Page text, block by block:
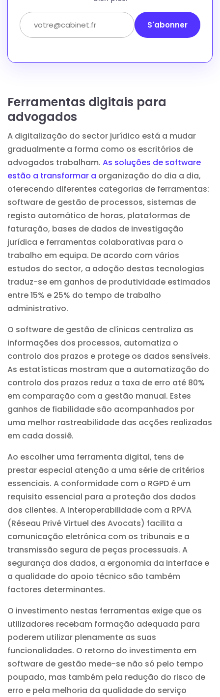
S'abonner
Ferramentas digitais para
advogados
A digitalização do sector jurídico está a mudar
gradualmente a forma como os escritórios de
advogados trabalham. As soluções de software
estão a transformar a organização do dia a dia,
oferecendo diferentes categorias de ferramentas:
software de gestão de processos, sistemas de
registo automático de horas, plataformas de
faturação, bases de dados de investigação
jurídica e ferramentas colaborativas para o
trabalho em equipa. De acordo com vários
estudos do sector, a adoção destas tecnologias
traduz-se em ganhos de produtividade estimados
entre 15% e 25% do tempo de trabalho
administrativo.
O software de gestão de clínicas centraliza as
informações dos processos, automatiza o
controlo dos prazos e protege os dados sensíveis.
As estatísticas mostram que a automatização do
controlo dos prazos reduz a taxa de erro até 80%
em comparação com a gestão manual. Estes
ganhos de fiabilidade são acompanhados por
uma melhor rastreabilidade das acções realizadas
em cada dossiê.
Ao escolher uma ferramenta digital, tens de
prestar especial atenção a uma série de critérios
essenciais. A conformidade com o RGPD é um
requisito essencial para a proteção dos dados
dos clientes. A interoperabilidade com a RPVA
(Réseau Privé Virtuel des Avocats) facilita a
comunicação eletrónica com os tribunais e a
transmissão segura de peças processuais. A
segurança dos dados, a ergonomia da interface e
a qualidade do apoio técnico são também
factores determinantes.
O investimento nestas ferramentas exige que os
utilizadores recebam formação adequada para
poderem utilizar plenamente as suas
funcionalidades. O retorno do investimento em
software de gestão mede-se não só pelo tempo
poupado, mas também pela redução do risco de
erro e pela melhoria da qualidade do serviço